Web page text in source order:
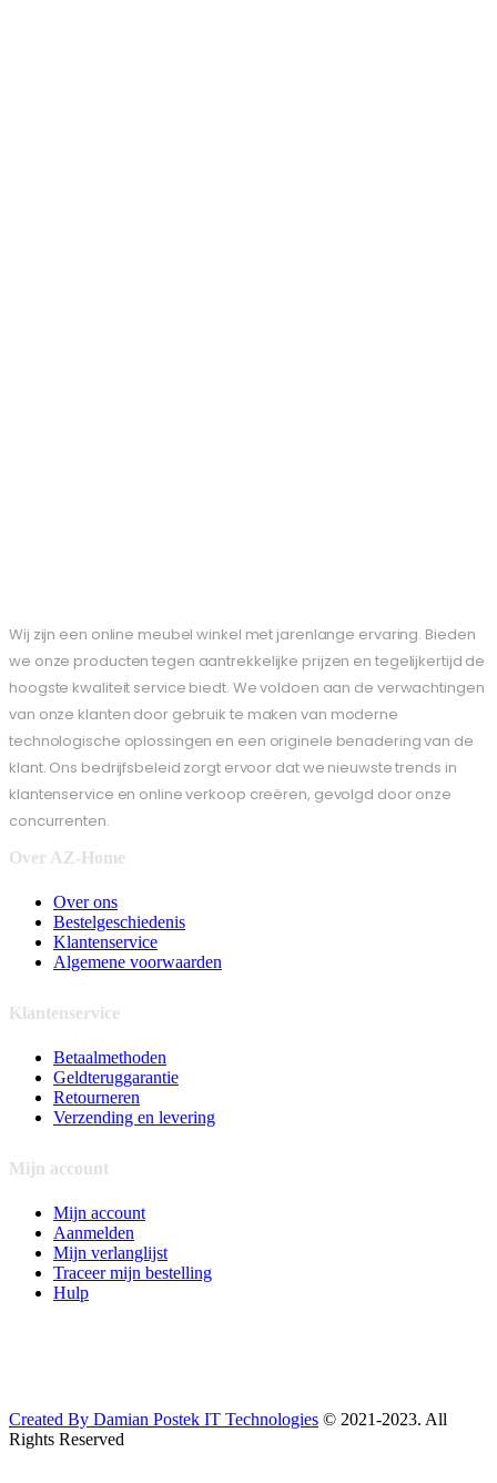
Wij zijn een online meubel winkel met jarenlange ervaring. Bieden
we onze producten tegen aantrekkelijke prijzen en tegelijkertijd de
hoogste kwaliteit service biedt. We voldoen aan de verwachtingen
van onze klanten door gebruik te maken van moderne
technologische oplossingen en een originele benadering van de
klant. Ons bedrijfsbeleid zorgt ervoor dat we nieuwste trends in
klantenservice en online verkoop creëren, gevolgd door onze
concurrenten.
Over AZ-Home
Over ons
Bestelgeschiedenis
Klantenservice
Algemene voorwaarden
Klantenservice
Betaalmethoden
Geldteruggarantie
Retourneren
Verzending en levering
Mijn account
Mijn account
Aanmelden
Mijn verlanglijst
Traceer mijn bestelling
Hulp
Created By Damian Postek IT Technologies © 2021-2023. All
Rights Reserved